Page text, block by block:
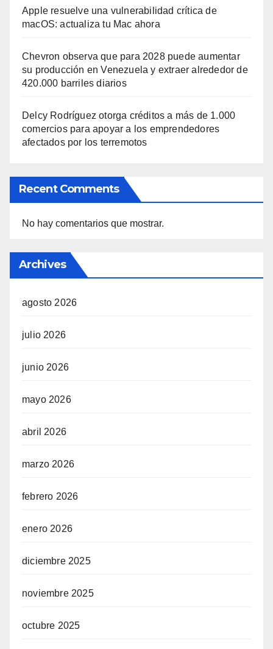
Apple resuelve una vulnerabilidad crítica de
macOS: actualiza tu Mac ahora
Chevron observa que para 2028 puede aumentar
su producción en Venezuela y extraer alrededor de
420.000 barriles diarios
Delcy Rodríguez otorga créditos a más de 1.000
comercios para apoyar a los emprendedores
afectados por los terremotos
Recent Comments
No hay comentarios que mostrar.
Archives
agosto 2026
julio 2026
junio 2026
mayo 2026
abril 2026
marzo 2026
febrero 2026
enero 2026
diciembre 2025
noviembre 2025
octubre 2025